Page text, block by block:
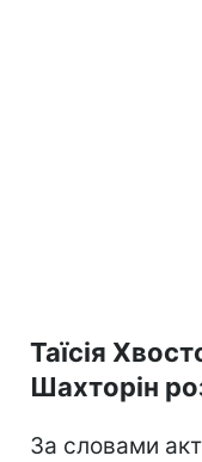
Таїсія
Шахторін
За словами